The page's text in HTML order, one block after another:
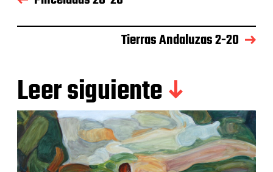
Tierras Andaluzas 2-20
Leer siguiente